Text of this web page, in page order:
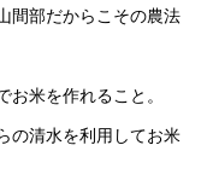
間部だからこその農法
米を作れること。
の清水を利用してお米